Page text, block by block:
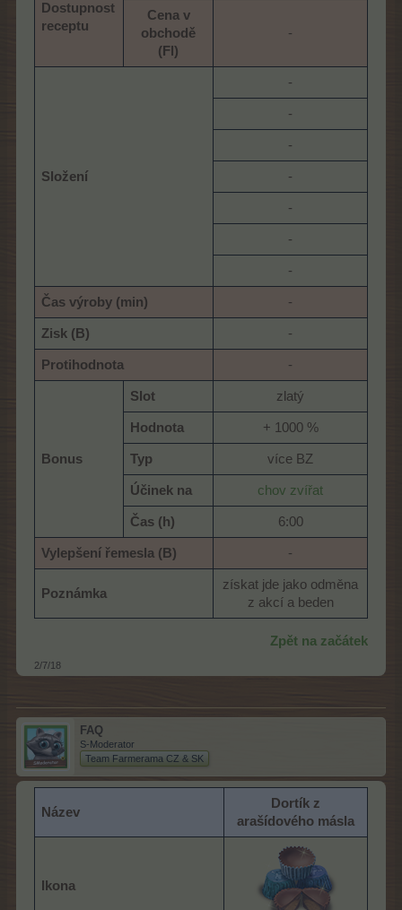
Dostupnost
receptu
Cena v
obchodě
(Fl)
-​
Složení
-​
-​
-​
-​
-​
-​
-​
Čas výroby (min) -​
Zisk (B) -​
Protihodnota -​
Bonus
Slot zlatý​
Hodnota + 1000 %​
Typ více BZ​
Účinek na chov zvířat
Čas (h) 6:00​
Vylepšení řemesla (B) -​
Poznámka
získat jde jako odměna
z akcí a beden​
Zpět na začátek
2/7/18
FAQ
S-Moderator
Team Farmerama CZ & SK
Název
Dortík z
arašídového másla
Ikona